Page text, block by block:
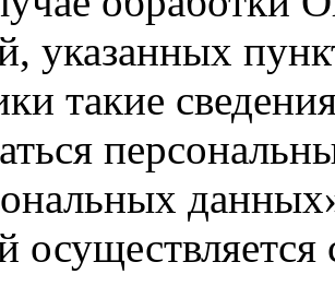
указанных
такие